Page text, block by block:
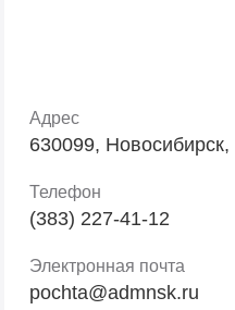
Адрес
630099,
Телефон
(383) 227-41-12
Электронная почта
pochta@admnsk.ru